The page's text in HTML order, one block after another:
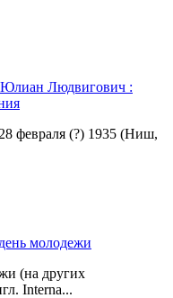
Юлиан Людвигович :
февраля (?) 1935 (Ниш,
молодежи
(на других
Interna...